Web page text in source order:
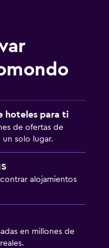
aplicar cargos
hoteles para ti
de ofertas de
un solo lugar.
alojamientos
en millones de